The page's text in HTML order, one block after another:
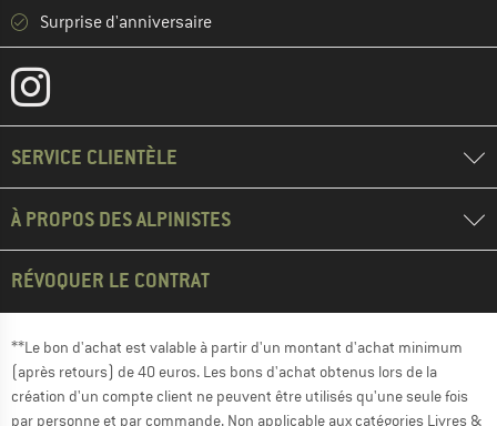
Surprise d'anniversaire
SERVICE CLIENTÈLE
À PROPOS DES ALPINISTES
RÉVOQUER LE CONTRAT
**Le bon d'achat est valable à partir d'un montant d'achat minimum
(après retours) de 40 euros. Les bons d'achat obtenus lors de la
création d'un compte client ne peuvent être utilisés qu'une seule fois
par personne et par commande. Non applicable aux catégories Livres &